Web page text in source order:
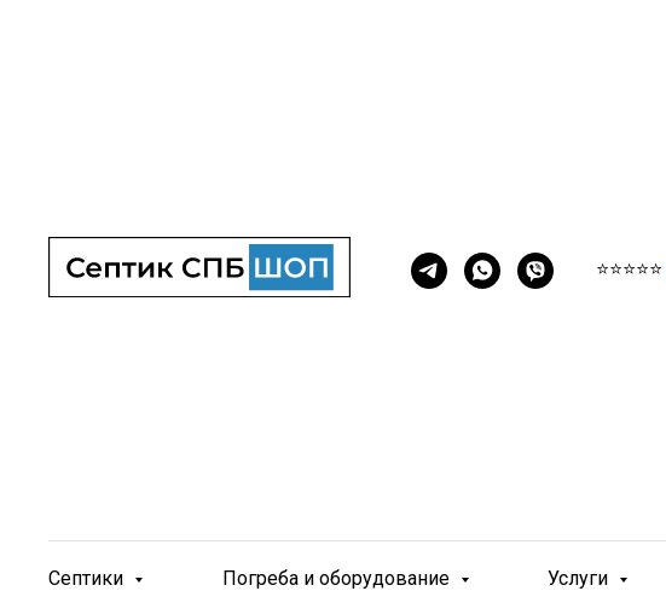
⭐⭐⭐⭐⭐
Септики Погреба и оборудование Услуги